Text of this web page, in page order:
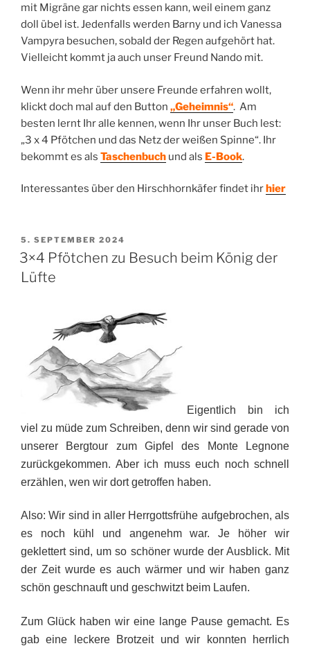
mit Migräne gar nichts essen kann, weil einem ganz
doll übel ist. Jedenfalls werden Barny und ich Vanessa
Vampyra besuchen, sobald der Regen aufgehört hat.
Vielleicht kommt ja auch unser Freund Nando mit.
Wenn ihr mehr über unsere Freunde erfahren wollt,
klickt doch mal auf den Button „Geheimnis“. Am
besten lernt Ihr alle kennen, wenn Ihr unser Buch lest:
„3 x 4 Pfötchen und das Netz der weißen Spinne“. Ihr
bekommt es als Taschenbuch und als E-Book.
Interessantes über den Hirschhornkäfer findet ihrhier
VERÖFFENTLICHT
AM
5. SEPTEMBER 2024
3×4 Pfötchen zu Besuch beim König der
Lüfte
Eigentlich bin ich
viel zu müde zum Schreiben, denn wir sind gerade von
unserer Bergtour zum Gipfel des Monte Legnone
zurückgekommen. Aber ich muss euch noch schnell
erzählen, wen wir dort getroffen haben.
Also: Wir sind in aller Herrgottsfrühe aufgebrochen, als
es noch kühl und angenehm war. Je höher wir
geklettert sind, um so schöner wurde der Ausblick. Mit
der Zeit wurde es auch wärmer und wir haben ganz
schön geschnauft und geschwitzt beim Laufen.
Zum Glück haben wir eine lange Pause gemacht. Es
gab eine leckere Brotzeit und wir konnten herrlich